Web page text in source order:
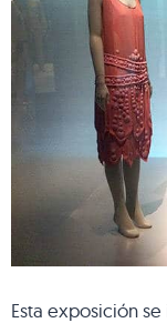
Esta exposición